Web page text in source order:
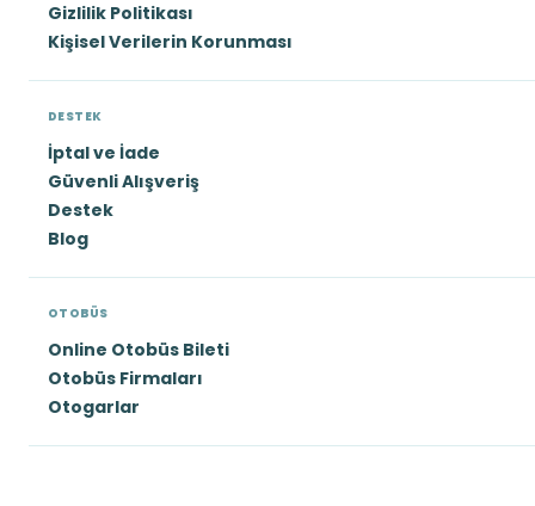
Gizlilik Politikası
Kişisel Verilerin Korunması
DESTEK
İptal ve İade
Güvenli Alışveriş
Destek
Blog
OTOBÜS
Online Otobüs Bileti
Otobüs Firmaları
Otogarlar